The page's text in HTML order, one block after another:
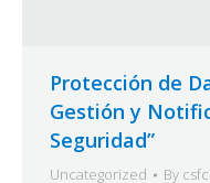
Protección de
Gestión y
Seguridad”
Uncategorized By